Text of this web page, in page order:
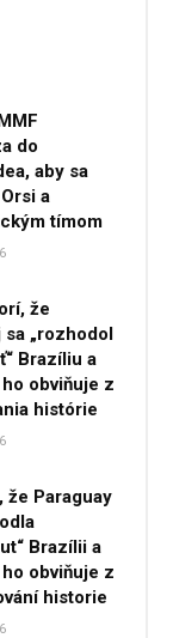
do
aby sa
a
tímom
že
sa „rozhodol
Brazíliu a
obviňuje z
histórie
že Paraguay
Brazílii a
obviňuje z
historie